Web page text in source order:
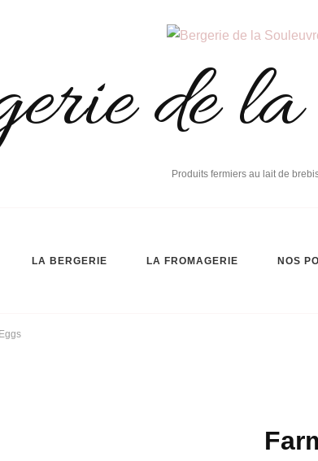
de
Produits fermiers au lait de
LA BERGERIE LA FROMAGERIE NOS